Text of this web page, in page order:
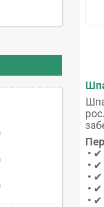
•
• ✔
• ✔
•
• ✔